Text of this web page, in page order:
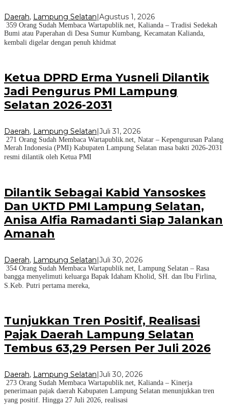
Daerah, Lampung Selatan|Agustus 1, 2026
359 Orang Sudah Membaca Wartapublik.net, Kalianda – Tradisi Sedekah
Bumi atau Paperahan di Desa Sumur Kumbang, Kecamatan Kalianda,
kembali digelar dengan penuh khidmat
Ketua DPRD Erma Yusneli Dilantik
Jadi Pengurus PMI Lampung
Selatan 2026-2031
Daerah, Lampung Selatan Juli 31, 2026
271 Orang Sudah Membaca Wartapublik.net, Natar – Kepengurusan Palang
Merah Indonesia (PMI) Kabupaten Lampung Selatan masa bakti 2026-2031
resmi dilantik oleh Ketua PMI
Dilantik Sebagai Kabid Yansoskes
Dan UKTD PMI Lampung Selatan,
Anisa Alfia Ramadanti Siap Jalankan
Amanah
Daerah, Lampung Selatan|Juli 30, 2026
354 Orang Sudah Membaca Wartapublik.net, Lampung Selatan – Rasa
bangga menyelimuti keluarga Bapak Idaham Kholid, SH. dan Ibu Firlina,
S.Keb. Putri pertama mereka,
Tunjukkan Tren Positif, Realisasi
Pajak Daerah Lampung Selatan
Tembus 63,29 Persen Per Juli 2026
Daerah, Lampung Selatan Juli 30, 2026
273 Orang Sudah Membaca Wartapublik.net, Kalianda – Kinerja
penerimaan pajak daerah Kabupaten Lampung Selatan menunjukkan tren
yang positif. Hingga 27 Juli 2026, realisasi